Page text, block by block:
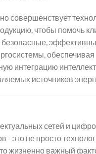
совершенствует
чтобы помочь
безопасные,
обеспечивая
интеграцию
источников
сетей и
- это не просто
жизненно важный